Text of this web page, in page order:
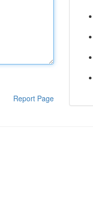
Report Page